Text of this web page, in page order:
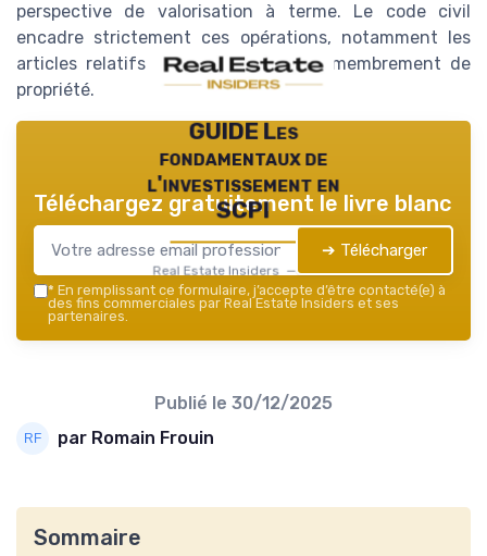
perspective de valorisation à terme. Le code civil
encadre strictement ces opérations, notamment les
articles relatifs à l’usufruit et au démembrement de
propriété.
GUIDE Les
fondamentaux de
l'investissement en
SCPI
Real Estate Insiders — 2026
Téléchargez gratuitement le livre blanc
➔ Télécharger
* En remplissant ce formulaire, j’accepte d’être contacté(e) à
des fins commerciales par Real Estate Insiders et ses
partenaires.
Publié le 30/12/2025
par Romain Frouin
Sommaire